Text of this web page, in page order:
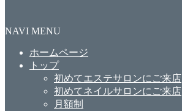
NAVI MENU
ホームページ
トップ
初めてエステサロンにご来店
初めてネイルサロンにご来店
月額制